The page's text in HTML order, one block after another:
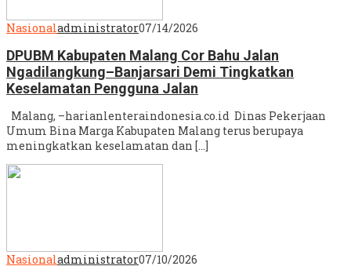
Nasionaladministrator07/14/2026
DPUBM Kabupaten Malang Cor Bahu Jalan
Ngadilangkung–Banjarsari Demi Tingkatkan
Keselamatan Pengguna Jalan
Malang, –harianlenteraindonesia.co.id Dinas Pekerjaan
Umum Bina Marga Kabupaten Malang terus berupaya
meningkatkan keselamatan dan […]
Nasionaladministrator07/10/2026